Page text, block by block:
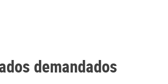
demandados